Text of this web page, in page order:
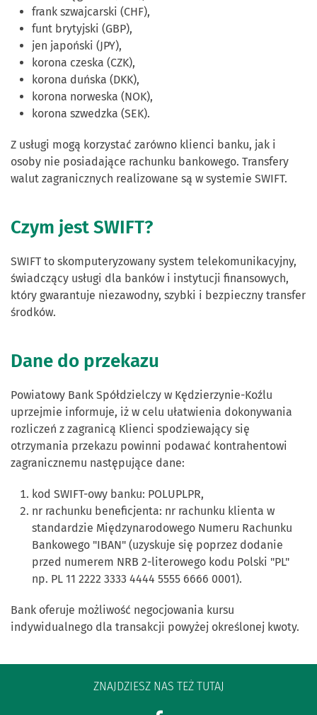
frank szwajcarski (CHF),
funt brytyjski (GBP),
jen japoński (JPY),
korona czeska (CZK),
korona duńska (DKK),
korona norweska (NOK),
korona szwedzka (SEK).
Z usługi mogą korzystać zarówno klienci banku, jak i
osoby nie posiadające rachunku bankowego. Transfery
walut zagranicznych realizowane są w systemie SWIFT.
Czym jest SWIFT?
SWIFT to skomputeryzowany system telekomunikacyjny,
świadczący usługi dla banków i instytucji finansowych,
który gwarantuje niezawodny, szybki i bezpieczny transfer
środków.
Dane do przekazu
Powiatowy Bank Spółdzielczy w Kędzierzynie-Koźlu
uprzejmie informuje, iż w celu ułatwienia dokonywania
rozliczeń z zagranicą Klienci spodziewający się
otrzymania przekazu powinni podawać kontrahentowi
zagranicznemu następujące dane:
kod SWIFT-owy banku: POLUPLPR,
nr rachunku beneficjenta: nr rachunku klienta w
standardzie Międzynarodowego Numeru Rachunku
Bankowego "IBAN" (uzyskuje się poprzez dodanie
przed numerem NRB 2-literowego kodu Polski "PL"
np. PL 11 2222 3333 4444 5555 6666 0001).
Bank oferuje możliwość negocjowania kursu
indywidualnego dla transakcji powyżej określonej kwoty.
ZNAJDZIESZ NAS TEŻ TUTAJ